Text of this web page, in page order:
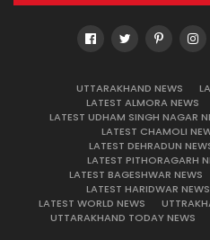
UTTARAKHAND NEWS
LATEST ALMORA NEWS
LATEST UDHAM SINGH NAGAR
LATEST CHAMOLI
LATEST DEHRADUN
LATEST PITHORAGARH
LATEST BAGESHWAR NEWS
LATEST HARIDWAR NEWS
LATEST WORLD NEWS
UTTARAKHAND TODAY NEWS